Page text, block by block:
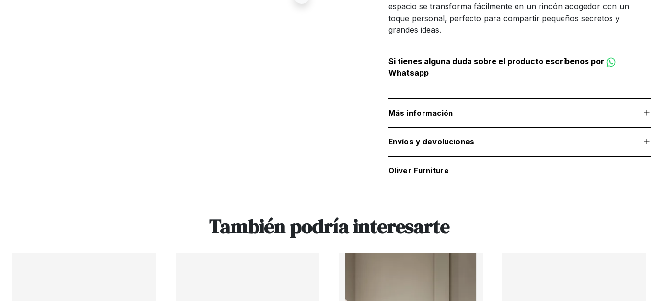
espacio se transforma fácilmente en un rincón acogedor con un
toque personal, perfecto para compartir pequeños secretos y
grandes ideas.
Si tienes alguna duda sobre el producto escríbenos por
Whatsapp
Más información
Envíos y devoluciones
Oliver Furniture
También podría interesarte